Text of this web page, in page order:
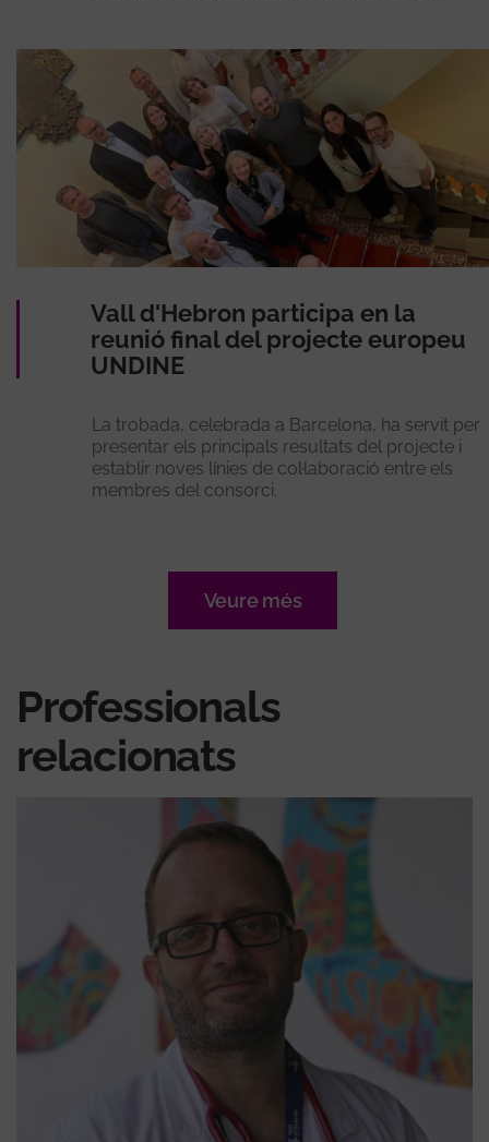
Vall d'Hebron participa en la
reunió final del projecte europeu
UNDINE
La trobada, celebrada a Barcelona, ha servit per
presentar els principals resultats del projecte i
establir noves línies de col·laboració entre els
membres del consorci.
Veure més
Professionals
relacionats